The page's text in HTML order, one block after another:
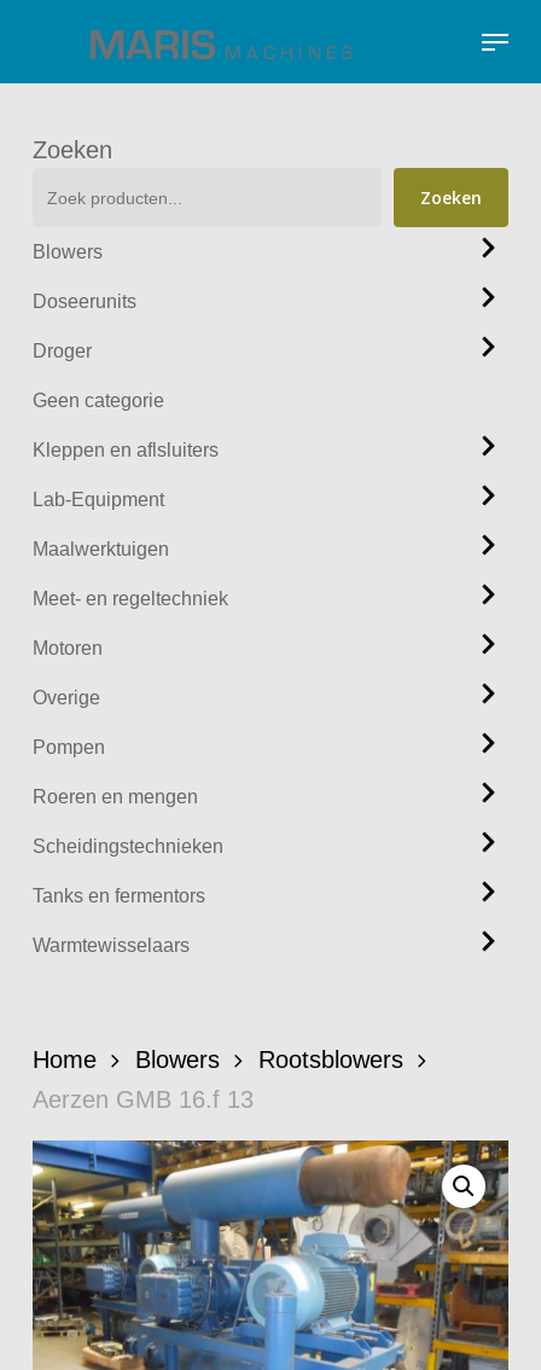
main
Menu
Zoeken
Zoeken
Blowers
Doseerunits
Droger
Geen categorie
Kleppen en aflsluiters
Lab-Equipment
Maalwerktuigen
Meet- en regeltechniek
Motoren
Overige
Pompen
Roeren en mengen
Scheidingstechnieken
Tanks en fermentors
Warmtewisselaars
Home Blowers
Rootsblowers
Aerzen GMB 16.f 13
Close